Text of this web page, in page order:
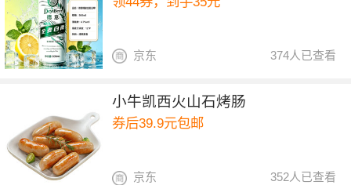
374人已查看
京东
小牛凯西火山石烤肠
券后39.9元包邮
352人已查看
京东